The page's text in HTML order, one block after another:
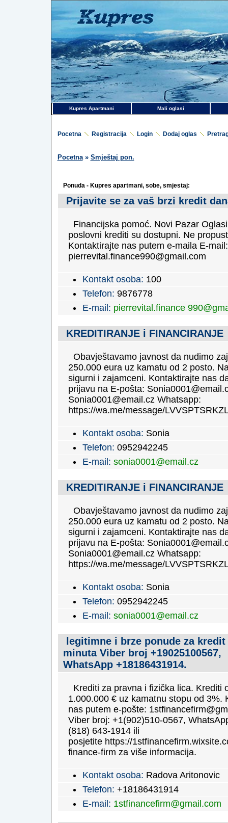
Kupres Apartmani Mali oglasi
Pocetna Registracija Login Dodaj oglas
Pocetna» Smještaj pon.
Ponuda - Kupres apartmani, sobe, smjestaj:
Prijavite se za vaš brzi kredit
Financijska pomoć. Novi Pazar
poslovni krediti su dostupni. Ne
Kontaktirajte nas putem e-maila E-mail:
pierrevital.finance990@gmail.com
Kontakt osoba: 100
Telefon: 9876778
E-mail: pierrevital.finance
KREDITIRANJE i FINANCIRANJE
Obavještavamo javnost da nudimo
250.000 eura uz kamatu od 2 posto.
sigurni i zajamceni. Kontaktirajte nas
prijavu na E-pošta:
Sonia0001@email.cz Whatsapp:
https://wa.me/message/
Kontakt osoba: Sonia
Telefon: 0952942245
E-mail: sonia0001@email.cz
KREDITIRANJE i FINANCIRANJE
Obavještavamo javnost da nudimo
250.000 eura uz kamatu od 2 posto.
sigurni i zajamceni. Kontaktirajte nas
prijavu na E-pošta:
Sonia0001@email.cz Whatsapp:
https://wa.me/message/
Kontakt osoba: Sonia
Telefon: 0952942245
E-mail: sonia0001@email.cz
legitimne i brze ponude za kredit
minuta Viber broj +19025100567,
WhatsApp +18186431914.
Krediti za pravna i fizička lica. Krediti
1.000.000 € uz kamatnu stopu od 3%.
nas putem e-pošte:
Viber broj: +1(902)510-0567,
(818) 643-1914 ili
posjetite https://
finance-firm za više informacija.
Kontakt osoba: Radova Aritonovic
Telefon: +18186431914
E-mail: 1stfinancefirm@gmail.com